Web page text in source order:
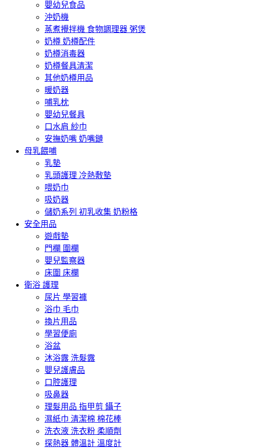
嬰幼兒食品
沖奶機
蒸煮攪拌機 食物調理器 粥煲
奶樽 奶樽配件
奶樽消毒器
奶樽餐具清潔
其他奶樽用品
暖奶器
哺乳枕
嬰幼兒餐具
口水肩 紗巾
安撫奶嘴 奶嘴鏈
母乳餵哺
乳墊
乳頭護理 冷熱敷墊
喂奶巾
吸奶器
儲奶系列 初乳收集 奶粉格
安全用品
遊戲墊
門欄 圍欄
嬰兒監察器
床圍 床欄
衛浴 護理
尿片 學習褲
浴巾 毛巾
換片用品
學習便廁
浴盆
沐浴露 洗髮露
嬰兒護膚品
口腔護理
吸鼻器
理髮用品 指甲剪 鑷子
濕紙巾 清潔棉 棉花棒
洗衣液 洗衣粉 柔順劑
探熱器 體溫計 溫度計